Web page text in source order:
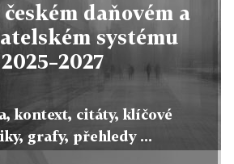
daňovém a
systému
2025–2027
kontext, citáty, klíčové
grafy, přehledy ...